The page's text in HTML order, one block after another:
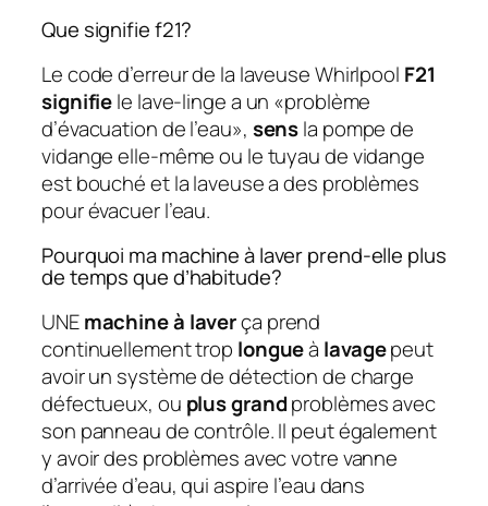
Que signifie f21?
Le code d’erreur de la laveuse Whirlpool F21
signifiele lave-linge a un «problème
d’évacuation de l’eau», sensla pompe de
vidange elle-même ou le tuyau de vidange
est bouché et la laveuse a des problèmes
pour évacuer l’eau.
Pourquoi ma machine à laver prend-elle plus
de temps que d’habitude?
UNEmachine à laverça prend
continuellement trop longueà lavagepeut
avoir un système de détection de charge
défectueux, ou plus grandproblèmes avec
son panneau de contrôle. Il peut également
y avoir des problèmes avec votre vanne
d’arrivée d’eau, qui aspire l’eau dans